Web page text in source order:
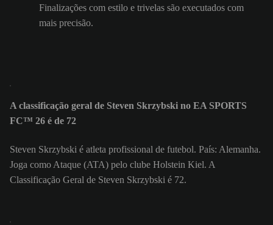
Finalizações com estilo e trivelas são executados com
mais precisão.
A classificação geral de Steven Skrzybski no EA SPORTS
FC™ 26 é de 72
Steven Skrzybski é atleta profissional de futebol. País: Alemanha.
Joga como Ataque (ATA) pelo clube Holstein Kiel. A
Classificação Geral de Steven Skrzybski é 72.